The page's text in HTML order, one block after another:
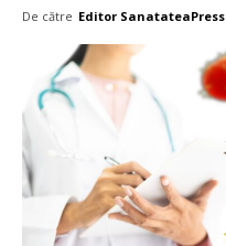
De către Editor SanatateaPress